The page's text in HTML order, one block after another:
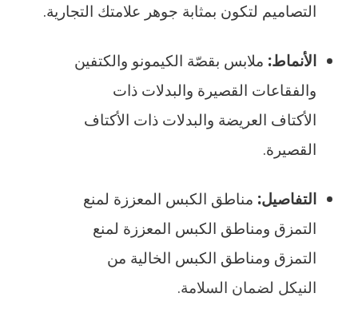
التصاميم لتكون بمثابة جوهر علامتك التجارية.
الأنماط: ملابس بقصّة الكيمونو والكتفين
والفقاعات القصيرة والبدلات ذات
الأكتاف العريضة والبدلات ذات الأكتاف
القصيرة.
التفاصيل: مناطق الكبس المعززة لمنع
التمزق ومناطق الكبس المعززة لمنع
التمزق ومناطق الكبس الخالية من
النيكل لضمان السلامة.